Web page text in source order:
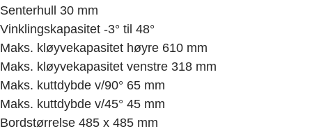
Senterhull 30 mm
Vinklingskapasitet -3° til 48°
Maks. kløyvekapasitet høyre 610 mm
Maks. kløyvekapasitet venstre 318 mm
Maks. kuttdybde v/90° 65 mm
Maks. kuttdybde v/45° 45 mm
Bordstørrelse 485 x 485 mm